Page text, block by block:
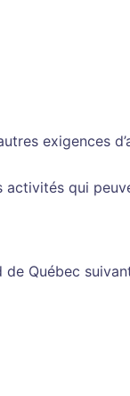
exigences
qui
Québec